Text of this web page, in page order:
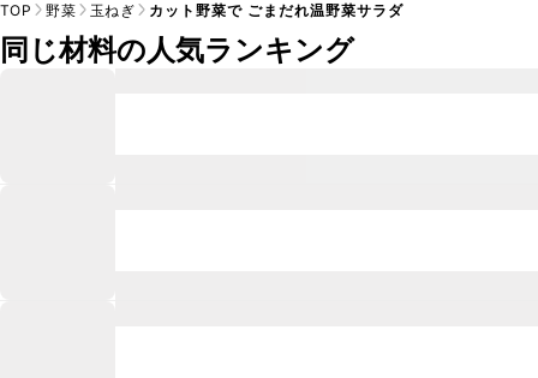
TOP 野菜 玉ねぎ カット野菜で ごまだれ温野菜サラダ
同じ材料の人気ランキング